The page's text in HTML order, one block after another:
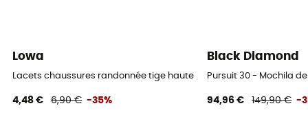
Lowa
Lacets chaussures randonnée tige haute - Cadarços
4,48 € 6,90 € -35%
Black Diamond
Pursuit 30 - Mochila
94,96 € 149,90 € -